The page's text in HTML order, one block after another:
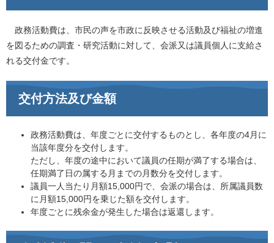
政務活動費は、市民の声を市政に反映させる活動及び福祉の増進
を図るための調査・研究活動に対して、会派又は議員個人に支給さ
れる交付金です。
交付方法及び金額
政務活動費は、年度ごとに交付するものとし、各年度の4月に
当該年度分を交付します。
ただし、年度の途中において議員の任期が満了する場合は、
任期満了日の属する月までの月数分を交付します。
議員一人当たり月額15,000円で、会派の場合は、所属議員数
に月額15,000円を乗じた額を交付します。
年度ごとに残余金が発生した場合は返還します。